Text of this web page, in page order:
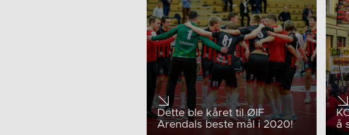
Dette ble kåret til ØIF
Arendals beste mål i 2020!
å